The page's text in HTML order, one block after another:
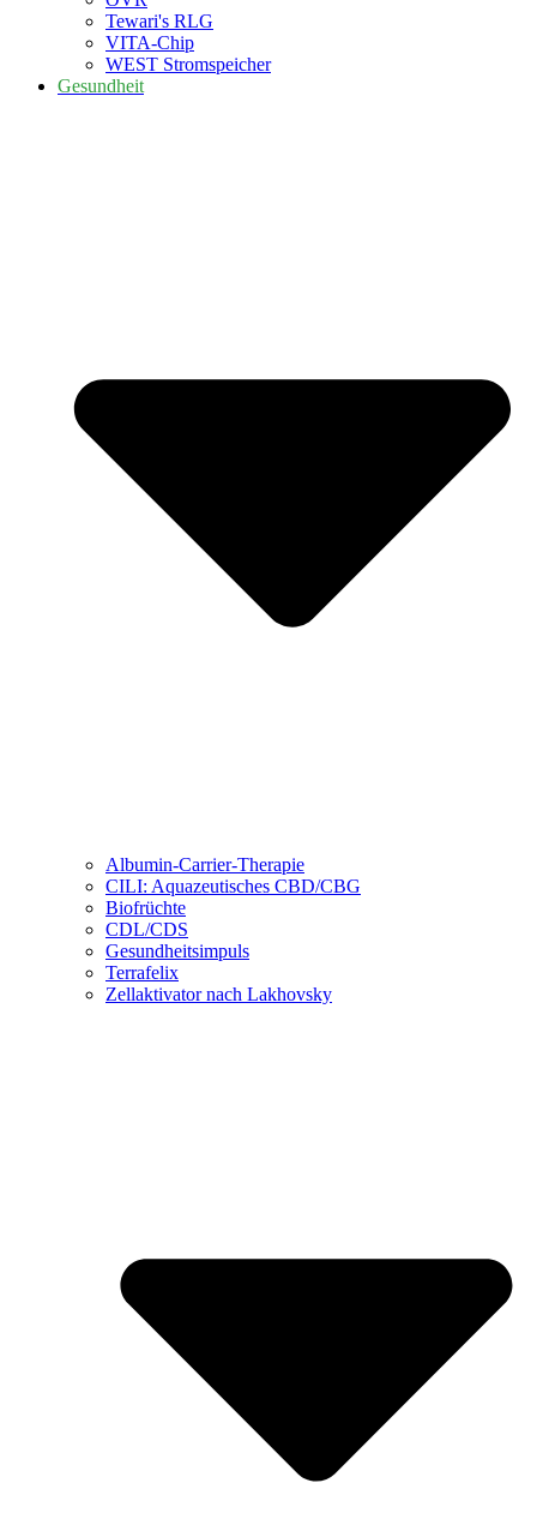
Tewari's RLG
VITA-Chip
WEST Stromspeicher
Gesundheit
Albumin-Carrier-Therapie
CILI: Aquazeutisches CBD/CBG
Biofrüchte
CDL/CDS
Gesundheitsimpuls
Terrafelix
Zellaktivator nach Lakhovsky